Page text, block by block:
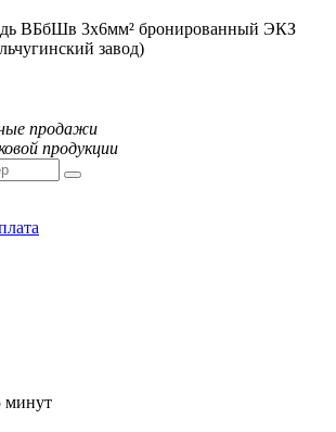
ВБбШв 3x6мм² бронированный ЭКЗ
завод)
продажи
продукции
минут